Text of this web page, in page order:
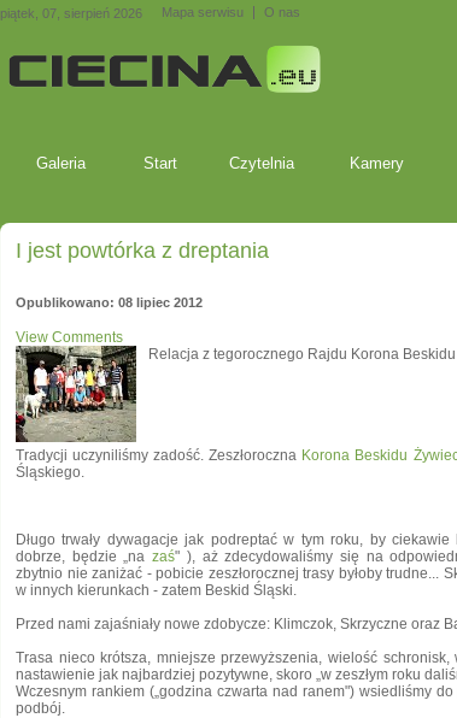
piątek, 07, sierpień 2026 Mapa serwisu O nas
Galeria Start Czytelnia Kamery
I jest powtórka z dreptania
Opublikowano: 08 lipiec 2012
View Comments
Relacja z tegorocznego Rajdu Korona
Tradycji uczyniliśmy zadość. Zeszłoroczna Korona Beskidu
Śląskiego.
Długo trwały dywagacje jak podreptać w tym roku, by ciekawie
dobrze, będzie „nazaś" ), aż zdecydowaliśmy się na
zbytnio nie zaniżać - pobicie zeszłorocznej trasy byłoby trudne...
w innych kierunkach - zatem Beskid Śląski.
Przed nami zajaśniały nowe zdobycze: Klimczok, Skrzyczne oraz
Trasa nieco krótsza, mniejsze przewyższenia, wielość schronisk,
nastawienie jak najbardziej pozytywne, skoro „w zeszłym roku
Wczesnym rankiem („godzina czwarta nad ranem") wsiedliśmy
podbój.